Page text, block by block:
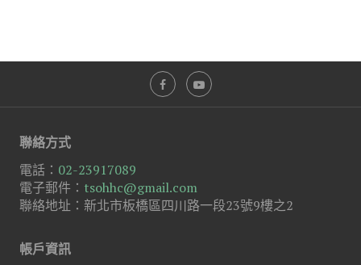
聯絡方式
電話： 02-23917089
電子郵件： tsohhc@gmail.com
聯絡地址：新北市板橋區四川路一段23號9樓之2
帳戶資訊